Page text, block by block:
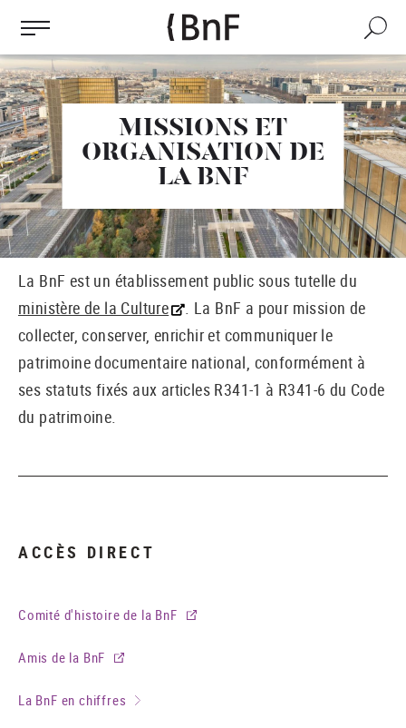
contenu
principal
Recherche
MISSIONS ET
ORGANISATION DE
LA BNF
La BnF est un établissement public sous tutelle du
ministère de la Culture
. La BnF a pour mission de
collecter, conserver, enrichir et communiquer le
patrimoine documentaire national, conformément à
ses statuts fixés aux articles R341-1 à R341-6 du Code
du patrimoine.
ACCÈS DIRECT
Comité d'histoire de la BnF
Amis de la BnF
La BnF en chiffres